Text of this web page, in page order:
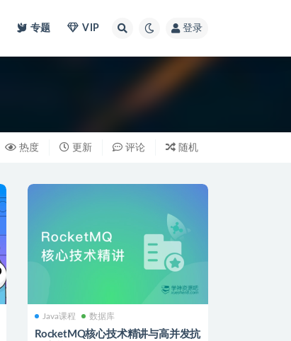
专题 VIP 登录
热度 更新 评论 随机
Java课程 数据库
RocketMQ核心技术精讲与高并发抗